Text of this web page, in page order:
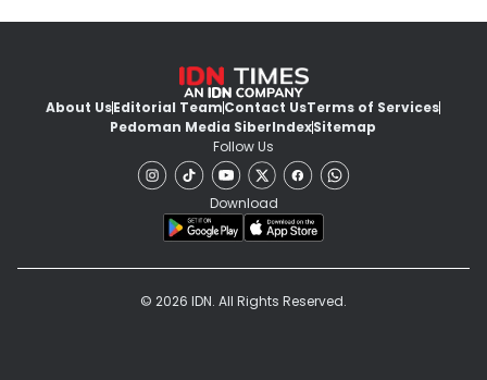
About UsEditorial TeamContact UsTerms of Services
Pedoman Media SiberIndexSitemap
Follow Us
Download
© 2026 IDN. All Rights Reserved.